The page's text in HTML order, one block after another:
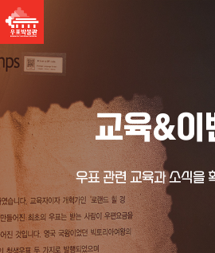
교육&이
우표 관련 교육과 소식을